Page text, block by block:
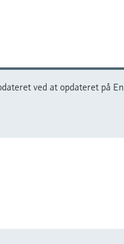
ved at opdateret på